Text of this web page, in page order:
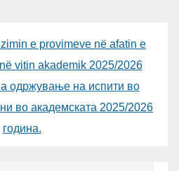
e provimeve në afatin e
vitin akademik 2025/2026
на испити во
во академската 2025/2026
година.